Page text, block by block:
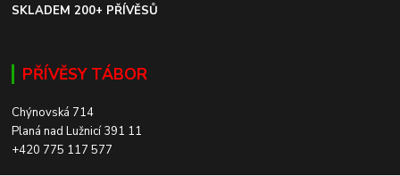
SKLADEM 200+ PŘÍVĚSŮ
PŘÍVĚSY TÁBOR
Chýnovská 714
Planá nad Lužnicí 391 11
+420 775 117 577